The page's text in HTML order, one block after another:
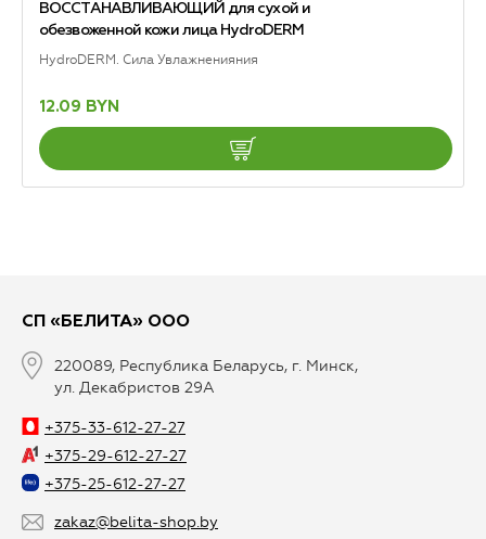
ВОССТАНАВЛИВАЮЩИЙ для сухой и
обезвоженной кожи лица HydroDERM
HydroDERM. Сила Увлажненияния
12.09 BYN
СП «БЕЛИТА» ООО
220089, Республика Беларусь, г. Минск,
ул. Декабристов 29А
+375-33-612-27-27
+375-29-612-27-27
+375-25-612-27-27
zakaz@belita-shop.by